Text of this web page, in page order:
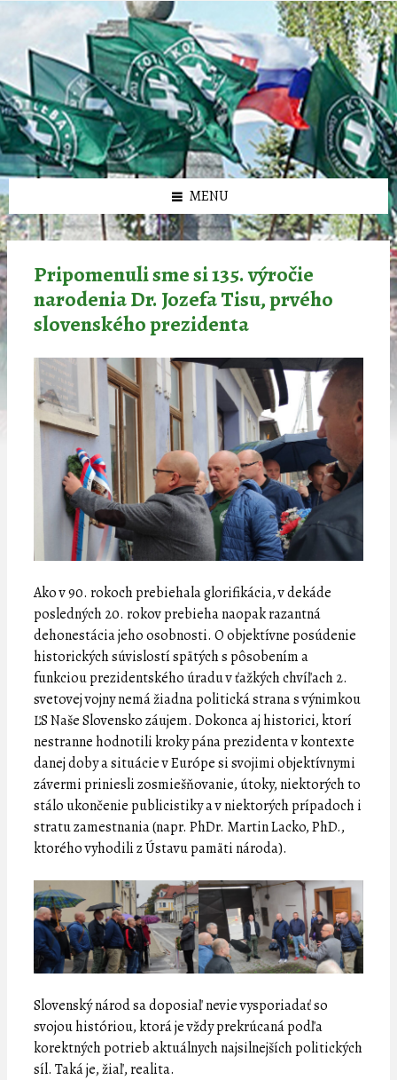
олимп казино
Preskočiť
Preskočiť
panel
Preskočiť
panel
Preskočiť
MENU
Pripomenuli sme si 135. výročie
narodenia Dr. Jozefa Tisu, prvého
slovenského prezidenta
Ako v 90. rokoch prebiehala glorifikácia, v dekáde
posledných 20. rokov prebieha naopak razantná
dehonestácia jeho osobnosti. O objektívne posúdenie
historických súvislostí spätých s pôsobením a
funkciou prezidentského úradu v ťažkých chvíľach 2.
svetovej vojny nemá žiadna politická strana s výnimkou
ĽS Naše Slovensko záujem. Dokonca aj historici, ktorí
nestranne hodnotili kroky pána prezidenta v kontexte
danej doby a situácie v Európe si svojimi objektívnymi
závermi priniesli zosmiešňovanie, útoky, niektorých to
stálo ukončenie publicistiky a v niektorých prípadoch i
stratu zamestnania (napr. PhDr. Martin Lacko, PhD.,
ktorého vyhodili z Ústavu pamäti národa).
Slovenský národ sa doposiaľ nevie vysporiadať so
svojou históriou, ktorá je vždy prekrúcaná podľa
korektných potrieb aktuálnych najsilnejších politických
síl. Taká je, žiaľ, realita.